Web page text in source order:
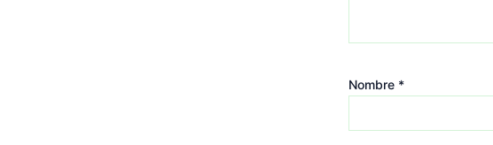
Nombre *